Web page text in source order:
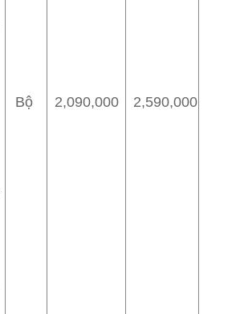
Bộ 2,090,000 2,590,000